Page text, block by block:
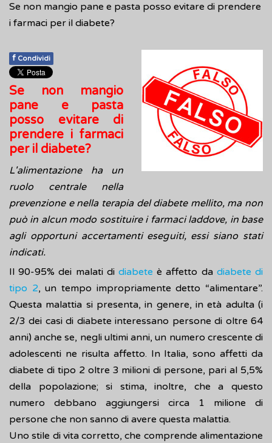
Se non mangio pane e pasta posso evitare di prendere
i farmaci per il diabete?
f Condividi
Se non mangio
pane e pasta
posso evitare di
prendere i farmaci
per il diabete?
L'alimentazione ha un
ruolo centrale nella
prevenzione e nella terapia del diabete mellito, ma non
può in alcun modo sostituire i farmaci laddove, in base
agli opportuni accertamenti eseguiti, essi siano stati
indicati.
Il 90-95% dei malati di diabete è affetto da diabete di
tipo 2, un tempo impropriamente detto “alimentare”.
Questa malattia si presenta, in genere, in età adulta (i
2/3 dei casi di diabete interessano persone di oltre 64
anni) anche se, negli ultimi anni, un numero crescente di
adolescenti ne risulta affetto. In Italia, sono affetti da
diabete di tipo 2 oltre 3 milioni di persone, pari al 5,5%
della popolazione; si stima, inoltre, che a questo
numero debbano aggiungersi circa 1 milione di
persone che non sanno di avere questa malattia.
Uno stile di vita corretto, che comprende alimentazione